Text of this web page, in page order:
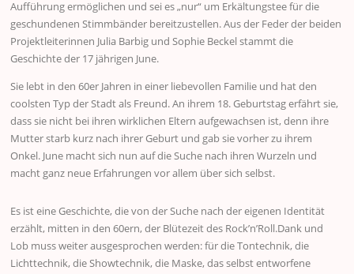
Aufführung ermöglichen und sei es „nur“ um Erkältungstee für die
geschundenen Stimmbänder bereitzustellen. Aus der Feder der beiden
Projektleiterinnen Julia Barbig und Sophie Beckel stammt die
Geschichte der 17 jährigen June.
Sie lebt in den 60er Jahren in einer liebevollen Familie und hat den
coolsten Typ der Stadt als Freund. An ihrem 18. Geburtstag erfährt sie,
dass sie nicht bei ihren wirklichen Eltern aufgewachsen ist, denn ihre
Mutter starb kurz nach ihrer Geburt und gab sie vorher zu ihrem
Onkel. June macht sich nun auf die Suche nach ihren Wurzeln und
macht ganz neue Erfahrungen vor allem über sich selbst.
Es ist eine Geschichte, die von der Suche nach der eigenen Identität
erzählt, mitten in den 60ern, der Blütezeit des Rock’n’Roll.Dank und
Lob muss weiter ausgesprochen werden: für die Tontechnik, die
Lichttechnik, die Showtechnik, die Maske, das selbst entworfene